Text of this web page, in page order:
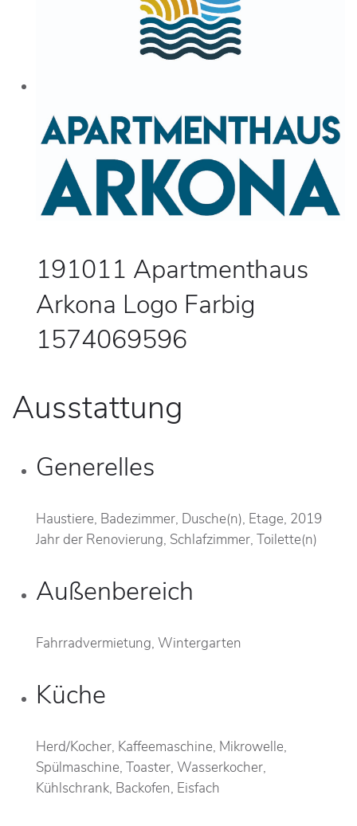
191011 Apartmenthaus
Arkona Logo Farbig
1574069596
Ausstattung
Generelles
Haustiere, Badezimmer, Dusche(n), Etage, 2019
Jahr der Renovierung, Schlafzimmer, Toilette(n)
Außenbereich
Fahrradvermietung, Wintergarten
Küche
Herd/Kocher, Kaffeemaschine, Mikrowelle,
Spülmaschine, Toaster, Wasserkocher,
Kühlschrank, Backofen, Eisfach